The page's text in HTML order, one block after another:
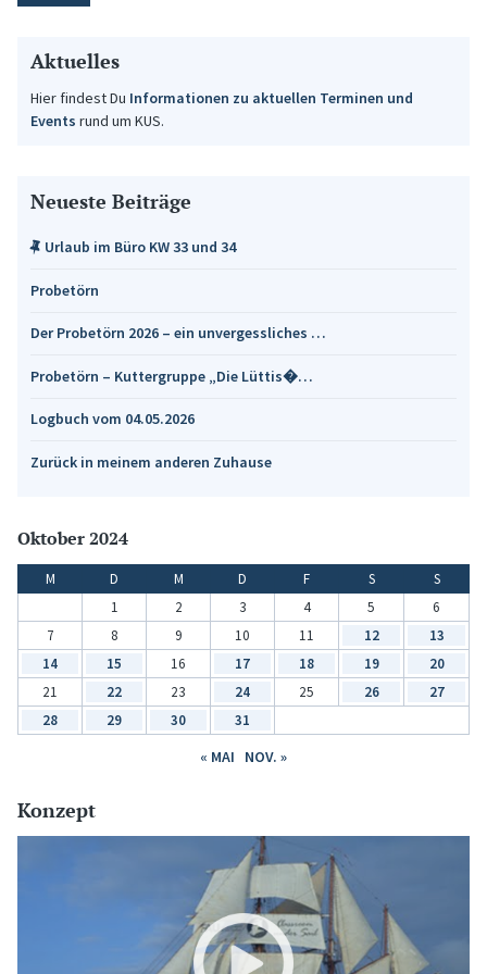
Aktuelles
Hier findest Du Informationen zu aktuellen Terminen und
Events rund um KUS.
Neueste Beiträge
Urlaub im Büro KW 33 und 34
Probetörn
Der Probetörn 2026 – ein unvergessliches …
Probetörn – Kuttergruppe „Die Lüttis�…
Logbuch vom 04.05.2026
Zurück in meinem anderen Zuhause
Oktober 2024
M D M D F S
S
1
2 3 4 5
6
7
8 9 10 11 12
13
14
15 16 17 18 19
20
21
22 23 24 25 26
27
28
29 30 31
« MAI NOV. »
Konzept